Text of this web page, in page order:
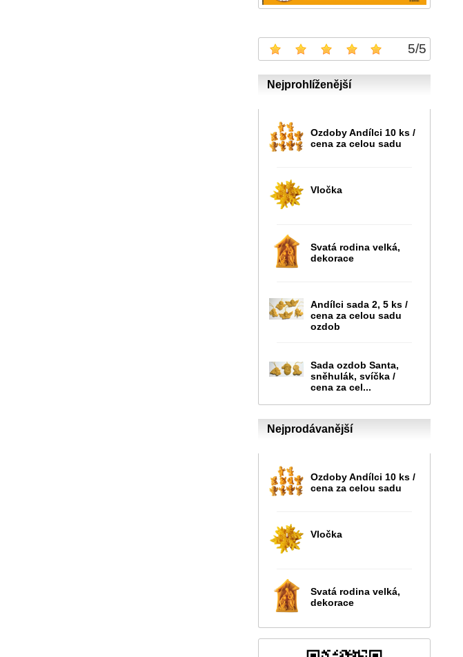
5/5
Nejprohlíženější
Ozdoby Andílci 10 ks /
cena za celou sadu
Vločka
Svatá rodina velká,
dekorace
Andílci sada 2, 5 ks /
cena za celou sadu
ozdob
Sada ozdob Santa,
sněhulák, svíčka /
cena za cel...
Nejprodávanější
Ozdoby Andílci 10 ks /
cena za celou sadu
Vločka
Svatá rodina velká,
dekorace